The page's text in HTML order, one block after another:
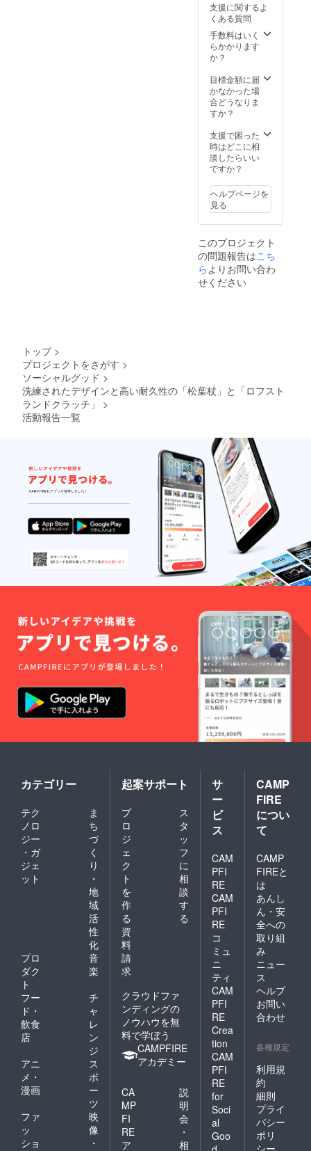
支援に関するよ
くある質問
手数料はいく
らかかります
か？
目標金額に届
かなかった場
合どうなりま
すか？
支援で困った
時はどこに相
談したらいい
ですか？
ヘルプページを
見る
このプロジェクト
の問題報告はこち
らよりお問い合わ
せください
トップ >
プロジェクトをさがす >
ソーシャルグッド >
洗練されたデザインと高い耐久性の「松葉杖」と「ロフスト
ランドクラッチ」
>
活動報告一覧
カテゴリー
テク
ノロ
ジー
・ガ
ジェ
ット
ま
ち
づ
く
り
・
地
域
活
性
化
プロ
ダク
ト
音
楽
フー
ド・
飲食
店
チ
ャ
レ
ン
ジ
アニ
メ・
漫画
ス
ポ
ー
ツ
ファ
ッ
ショ
映
像
・
起案サポート
プ
ロ
ジ
ェ
ク
ト
を
作
る
ス
タ
ッ
フ
に
相
談
す
る
資
料
請
求
クラウドファ
ンディングの
ノウハウを無
料で学ぼう
CAMPFIRE
アカデミー
CA
MP
FI
RE
ア
説
明
会
・
相
サ
ー
ビ
ス
CAM
PFI
RE
CAM
PFI
RE
コ
ミュ
ニ
ティ
CAM
PFI
RE
Crea
tion
CAM
PFI
RE
for
Soci
al
Goo
CAMP
FIRE
につい
て
CAMP
FIREと
は
あんし
ん・安
全への
取り組
み
ニュー
ス
ヘルプ
お問い
合わせ
各種規定
利用規
約
細則
プライ
バシー
ポリ